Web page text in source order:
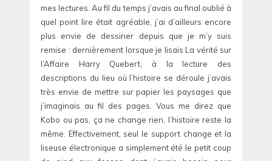
mes lectures. Au fil du temps j’avais au final oublié à
quel point lire était agréable, j’ai d’ailleurs encore
plus envie de dessiner depuis que je m’y suis
remise : dernièrement lorsque je lisais La vérité sur
l’Affaire Harry Quebert, à la lecture des
descriptions du lieu où l’histoire se déroule j’avais
très envie de mettre sur papier les paysages que
j’imaginais au fil des pages. Vous me direz que
Kobo ou pas, ça ne change rien, l’histoire reste la
même. Effectivement, seul le support change et la
liseuse électronique a simplement été le petit coup